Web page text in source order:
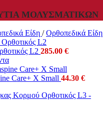
ΜΟΛΥΣΜΑΤΙΚΏΝ
Είδη / Ορθοπεδικά Είδη
L2 285.00 €
Care+ X Small 44.30 €